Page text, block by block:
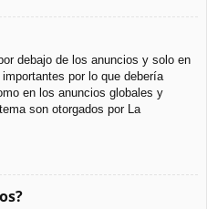
debajo de los anuncios y solo en
por lo que debería
en los anuncios globales y
son otorgados por La